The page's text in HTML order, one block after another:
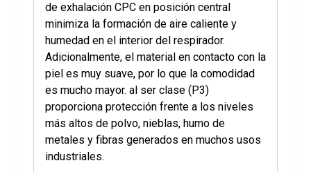
de exhalación CPC en posición central
minimiza la formación de aire caliente y
humedad en el interior del respirador.
Adicionalmente, el material en contacto con la
piel es muy suave, por lo que la comodidad
es mucho mayor. al ser clase (P3)
proporciona protección frente a los niveles
más altos de polvo, nieblas, humo de
metales y fibras generados en muchos usos
industriales.